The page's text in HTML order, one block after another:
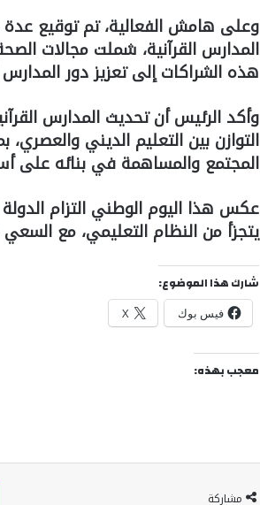
وعلى هامش الفعالية، تم توقيع عدة
المدارس القرآنية، شملت مجالات
هذه الشراكات إلى تعزيز دور
وأكد الرئيس أن تحديث المدارس
التوازن بين التعليم الديني
المجتمع والمساهمة في بنائه على
عكس هذا اليوم الوطني التزام الدولة
يتجزأ من النظام التعليمي، مع
شارك هذا الموضوع:
فيس بوك X
معجب بهذه:
مشاركة